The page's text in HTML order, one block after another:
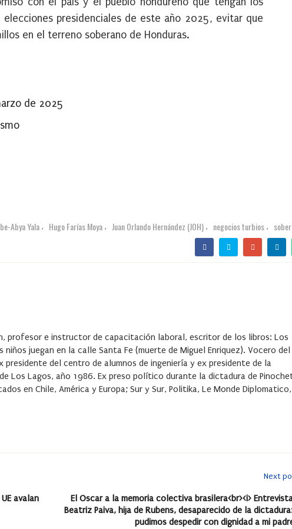
presidenciales de este año 2025, evitar que
en el terreno soberano de Honduras.
de 2025
Abya Yala , Hugo Farías Moya , Juan Orlando Hernández (JOH) , negocios turbios ,
profesor e instructor de capacitación laboral, escritor de los libros: Los
juegan en la calle Santa Fe (muerte de Miguel Enriquez). Vocero del
del centro de alumnos de ingeniería y ex presidente de la
Los Lagos, año 1986. Ex preso político durante la dictadura de
en Chile, América y Europa; Sur y Sur, Politika, Le Monde Diplomatico,
avalan
Next
El Oscar a la memoria colectiva brasilera<br><i>
Beatriz Paiva, hija de Rubens, desaparecido de la
pudimos despedir con dignidad a mi